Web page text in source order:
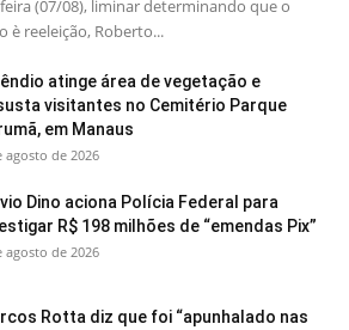
(07/08), liminar determinando que o
è reeleição, Roberto...
atinge área de vegetação e
visitantes no Cemitério Parque
em Manaus
agosto de 2026
Dino aciona Polícia Federal para
R$ 198 milhões de “emendas Pix”
agosto de 2026
Rotta diz que foi “apunhalado nas